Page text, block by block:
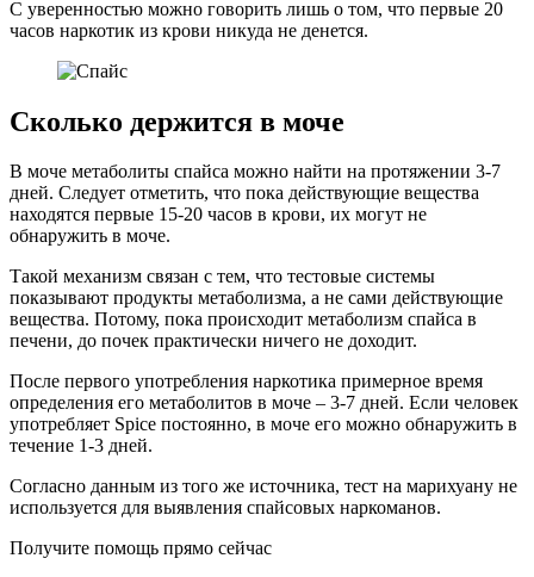
С уверенностью можно говорить лишь о том, что первые 20
часов наркотик из крови никуда не денется.
Сколько держится в моче
В моче метаболиты спайса можно найти на протяжении 3-7
дней. Следует отметить, что пока действующие вещества
находятся первые 15-20 часов в крови, их могут не
обнаружить в моче.
Такой механизм связан с тем, что тестовые системы
показывают продукты метаболизма, а не сами действующие
вещества. Потому, пока происходит метаболизм спайса в
печени, до почек практически ничего не доходит.
После первого употребления наркотика примерное время
определения его метаболитов в моче – 3-7 дней. Если человек
употребляет Spice постоянно, в моче его можно обнаружить в
течение 1-3 дней.
Согласно данным из того же источника, тест на марихуану не
используется для выявления спайсовых наркоманов.
Получите помощь прямо сейчас